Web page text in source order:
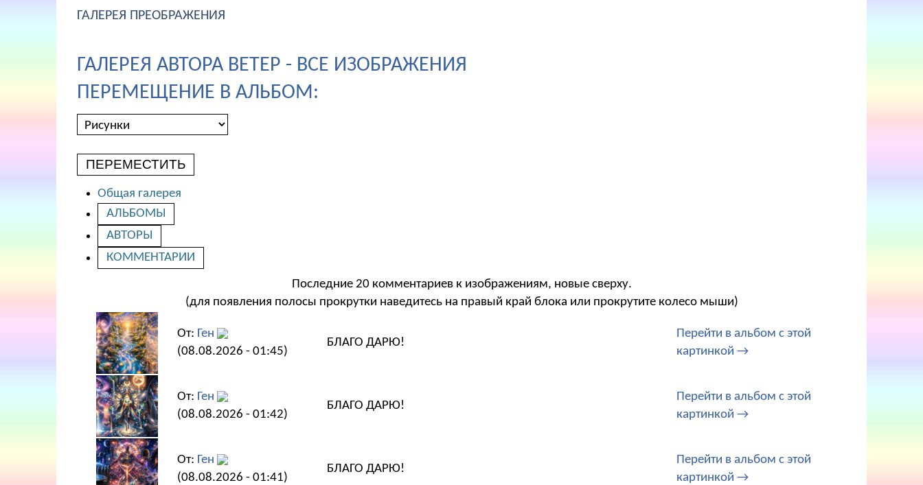
ГАЛЕРЕЯ ПРЕОБРАЖЕНИЯ
ГАЛЕРЕЯ АВТОРА ВЕТЕР - ВСЕ ИЗОБРАЖЕНИЯ
ПЕРЕМЕЩЕНИЕ В АЛЬБОМ:
ПЕРЕМЕСТИТЬ
Общая галерея
АЛЬБОМЫ
АВТОРЫ
КОММЕНТАРИИ
Последние 20 комментариев к изображениям, новые сверху.
(для появления полосы прокрутки наведитесь на правый край блока или прокрутите колесо мыши)
От: Ген
(08.08.2026 - 01:45)
БЛАГО ДАРЮ!
Перейти в альбом с этой
картинкой →
От: Ген
(08.08.2026 - 01:42)
БЛАГО ДАРЮ!
Перейти в альбом с этой
картинкой →
От: Ген
(08.08.2026 - 01:41)
БЛАГО ДАРЮ!
Перейти в альбом с этой
картинкой →